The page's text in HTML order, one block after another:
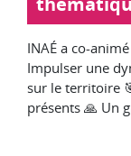
INAÉ a co-
Impulser une
sur le territoire
présents 🙏 Un